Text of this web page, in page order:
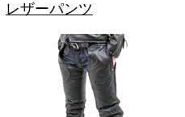
レザーパンツ